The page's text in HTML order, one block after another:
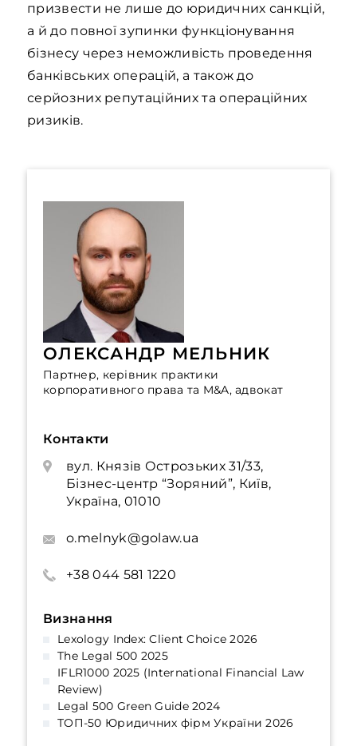
призвести не лише до юридичних санкцій,
а й до повної зупинки функціонування
бізнесу через неможливість проведення
банківських операцій, а також до
серйозних репутаційних та операційних
ризиків.
ОЛЕКСАНДР МЕЛЬНИК
Партнер, керівник практики
корпоративного права та M&A, адвокат
Контакти
вул. Князів Острозьких 31/33,
Бізнес-центр “Зоряний”, Київ,
Україна, 01010
o.melnyk@golaw.ua
+38 044 581 1220
Визнання
Lexology Index: Client Choice 2026
The Legal 500 2025
IFLR1000 2025 (International Financial Law
Review)
Legal 500 Green Guide 2024
ТОП-50 Юридичних фірм України 2026